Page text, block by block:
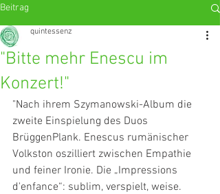
Beitrag
"Bitte mehr Enescu im
Konzert!"
quintessenz
"Nach ihrem Szymanowski-Album die
zweite Einspielung des Duos
BrüggenPlank. Enescus rumänischer
Volkston oszilliert zwischen Empathie
und feiner Ironie. Die „Impressions
d'enfance“: sublim, verspielt, weise.